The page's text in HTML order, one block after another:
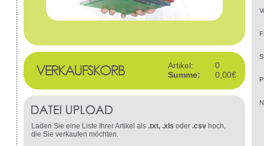
Artikel:
0
Summe:
0,00€
Laden Sie eine Liste Ihrer Artikel als .txt, .xls oder .csv hoch,
die Sie verkaufen möchten.